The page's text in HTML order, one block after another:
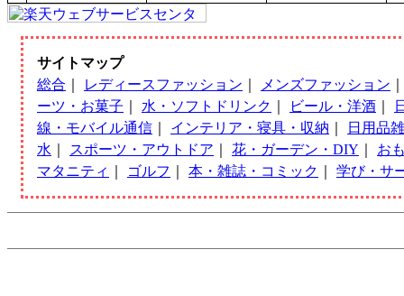
サイトマップ
総合
レディースファッション メンズファッション
ーツ・お菓子
水・ソフトドリンク ビール・洋酒
線・モバイル通信
インテリア・寝具・収納
日用品
水
スポーツ・アウトドア 花・ガーデン・DIY
お
マタニティ
ゴルフ 本・雑誌・コミック 学び・サ